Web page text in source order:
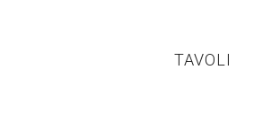
TAVOLI